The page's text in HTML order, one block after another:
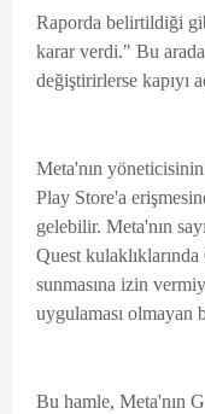
Raporda belirtildiği
karar verdi." Bu
değiştirirlerse kapıyı
Meta'nın yöneticisinin
Play Store'a
gelebilir. Meta'nın
Quest
sunmasına izin
uygulaması olmayan
Bu hamle, Meta'nın